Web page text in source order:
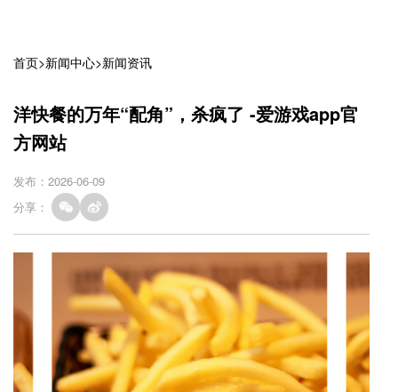
首页>新闻中心>新闻资讯
洋快餐的万年“配角”，杀疯了 -爱游戏app官
方网站
发布：2026-06-09
分享：